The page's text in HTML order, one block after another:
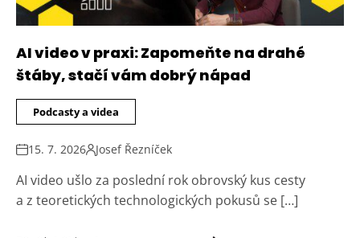
AI video v praxi: Zapomeňte na drahé
štáby, stačí vám dobrý nápad
Podcasty a videa
15. 7. 2026 Josef Řezníček
AI video ušlo za poslední rok obrovský kus cesty
a z teoretických technologických pokusů se […]